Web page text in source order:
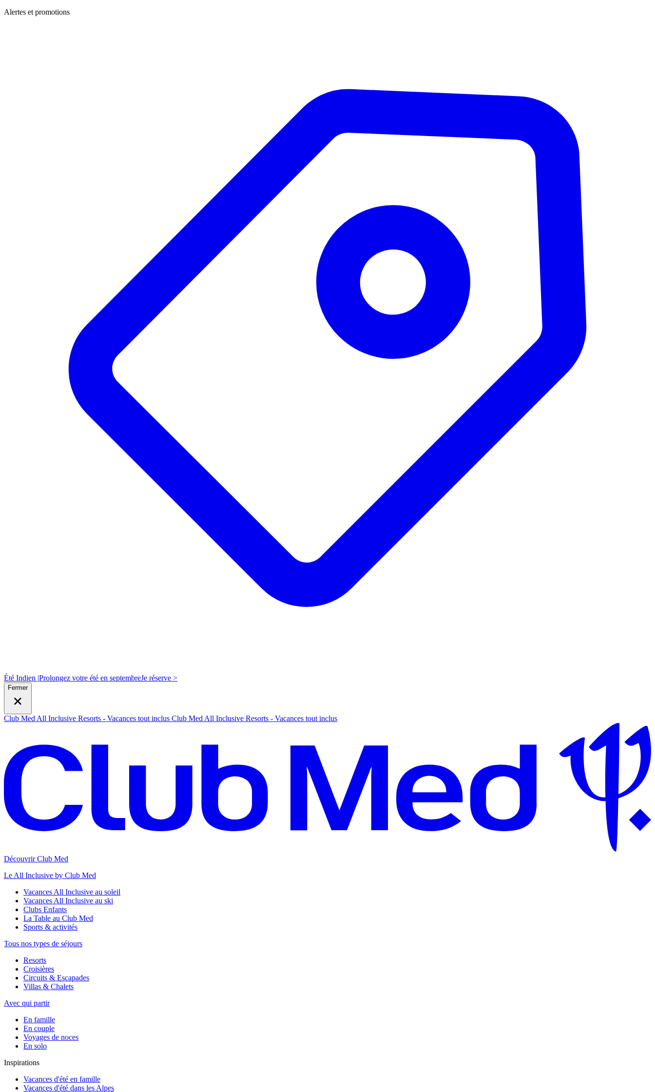
Alertes et promotions
Été Indien |Prolongez votre été en septembreJe réserve >
Fermer
Club Med All Inclusive Resorts - Vacances tout inclus Club Med All Inclusive Resorts - Vacances tout inclus
Découvrir Club Med
Le All Inclusive by Club Med
Vacances All Inclusive au soleil
Vacances All Inclusive au ski
Clubs Enfants
La Table au Club Med
Sports & activités
Tous nos types de séjours
Resorts
Croisières
Circuits & Escapades
Villas & Chalets
Avec qui partir
En famille
En couple
Voyages de noces
En solo
Inspirations
Vacances d'été en famille
Vacances d'été dans les Alpes